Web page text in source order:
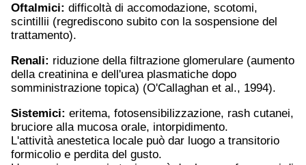
Oftalmici: difficoltà di accomodazione, scotomi,
scintillii (regrediscono subito con la sospensione del
trattamento).
Renali: riduzione della filtrazione glomerulare (aumento
della creatinina e dell'urea plasmatiche dopo
somministrazione topica) (O'Callaghan et al., 1994).
Sistemici: eritema, fotosensibilizzazione, rash cutanei,
bruciore alla mucosa orale, intorpidimento.
L'attività anestetica locale può dar luogo a transitorio
formicolio e perdita del gusto.